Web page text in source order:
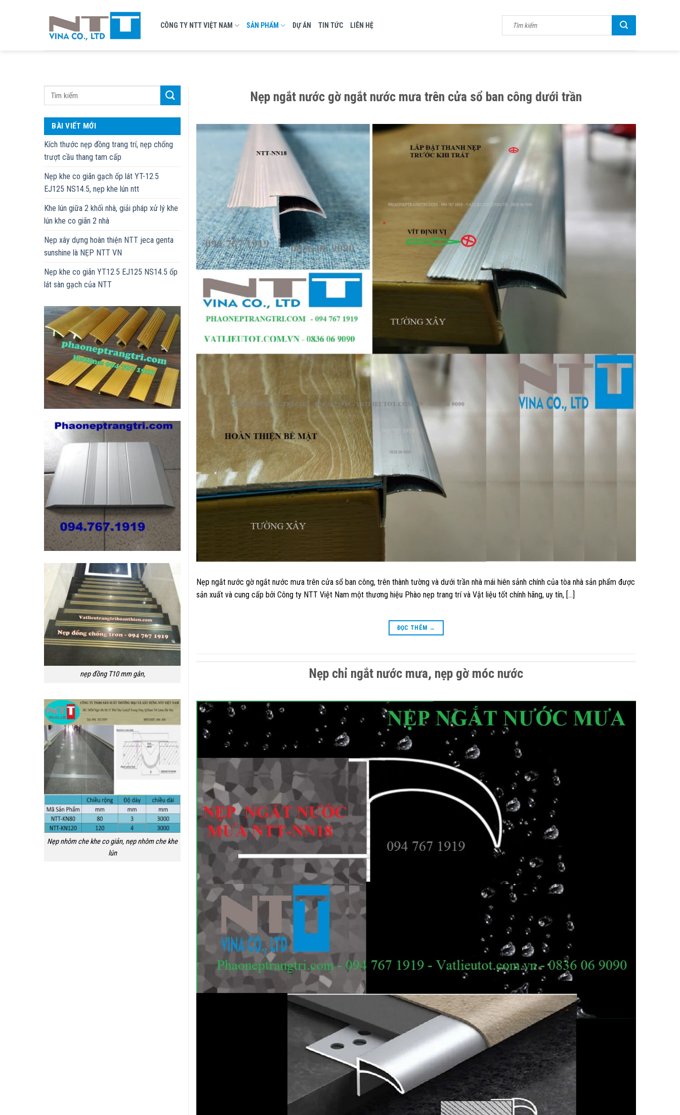
CÔNG TY NTT VIỆT NAM SẢN PHẨM DỰ ÁN TIN TỨC LIÊN HỆ
BÀI VIẾT MỚI
Kích thước nẹp đồng trang trí, nẹp chống
trượt cầu thang tam cấp
Nẹp khe co giãn gạch ốp lát YT-12.5
EJ125 NS14.5, nẹp khe lún ntt
Khe lún giữa 2 khối nhà, giải pháp xử lý khe
lún khe co giãn 2 nhà
Nẹp xây dựng hoàn thiện NTT jeca genta
sunshine là NẸP NTT VN
Nẹp khe co giãn YT12.5 EJ125 NS14.5 ốp
lát sàn gạch của NTT
nẹp đồng T10 mm gân,
Nẹp nhôm che khe co giản, nẹp nhôm che khe
lún
Nẹp ngắt nước gờ ngắt nước mưa trên cửa sổ ban công dưới trần
Nẹp ngắt nước gờ ngắt nước mưa trên cửa sổ ban công, trên thành tường và dưới trần nhà mái hiên sảnh chính của tòa nhà sản phẩm được
sản xuất và cung cấp bởi Công ty NTT Việt Nam một thương hiệu Phào nẹp trang trí và Vật liệu tốt chính hãng, uy tín, […]
ĐỌC THÊM →
Nẹp chỉ ngắt nước mưa, nẹp gờ móc nước